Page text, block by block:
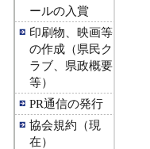
ールの入賞
印刷物、映画等
の作成（県民ク
ラブ、県政概要
等）
PR通信の発行
協会規約（現
在）